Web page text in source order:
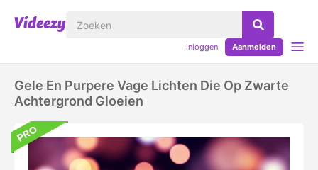
Inloggen Aanmelden
Gele En Purpere Vage Lichten Die Op Zwarte
Achtergrond Gloeien